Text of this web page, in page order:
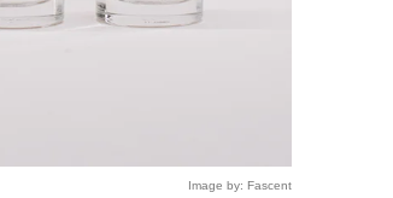
Image by: Fascent